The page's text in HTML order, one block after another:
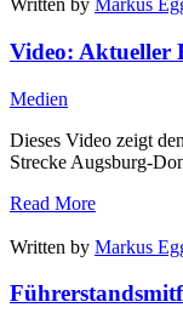
Written by Markus
Video: Aktueller
Medien
Dieses Video zeigt
Strecke Augsburg-
Read More
Written by Markus